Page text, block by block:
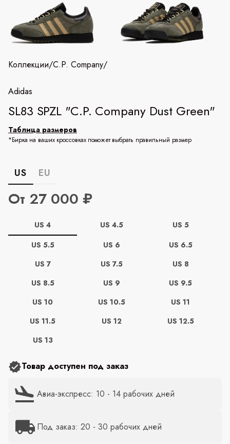
Коллекции/C.P. Company/
Adidas
SL83 SPZL "C.P. Company Dust Green"
Таблица размеров
*Бирка на ваших кроссовках поможет выбрать правильный размер
US EU
От 27 000 ₽
US 4 US 4.5
US 5
US 5.5
US 6
US 6.5
US 7
US 7.5
US 8
US 8.5
US 9
US 9.5
US 10
US 10.5
US 11
US 11.5
US 12
US 12.5
US 13
Товар доступен под заказ
Авиа-экспресс: 10 - 14 рабочих дней
Под заказ: 20 - 30 рабочих дней